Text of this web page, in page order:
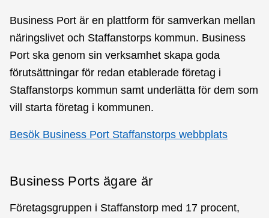
Business Port är en plattform för samverkan mellan
näringslivet och Staffanstorps kommun. Business
Port ska genom sin verksamhet skapa goda
förutsättningar för redan etablerade företag i
Staffanstorps kommun samt underlätta för dem som
vill starta företag i kommunen.
Besök Business Port Staffanstorps webbplats
Business Ports ägare är
Företagsgruppen i Staffanstorp med 17 procent,